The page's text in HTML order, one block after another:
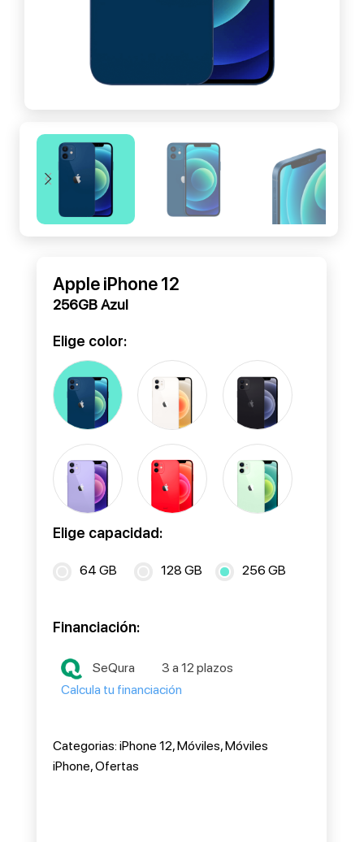
Apple iPhone 12
256GB Azul
Elige color:
Elige capacidad:
64 GB 128 GB 256 GB
Financiación:
SeQura
3 a 12 plazos
Calcula tu financiación
Categorias: iPhone 12,Móviles,Móviles
iPhone,Ofertas